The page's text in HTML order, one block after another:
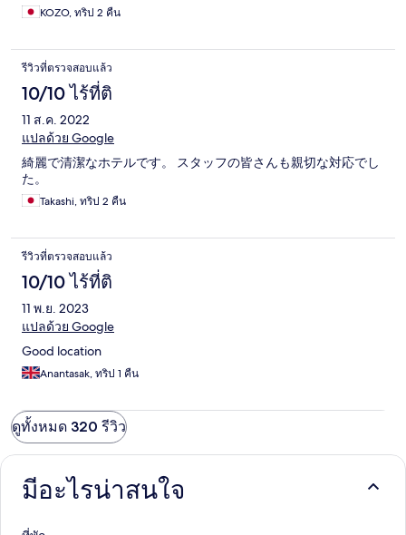
KOZO, ทริป 2 คืน
รีวิวที่ตรวจสอบแล้ว
10/10 ไร้ที่ติ
11 ส.ค. 2022
แปลด้วย Google
綺麗で清潔なホテルです。 スタッフの皆さんも親切な対応でし
た。
Takashi, ทริป 2 คืน
รีวิวที่ตรวจสอบแล้ว
10/10 ไร้ที่ติ
11 พ.ย. 2023
แปลด้วย Google
Good location
Anantasak, ทริป 1 คืน
ดูทั้งหมด 320 รีวิว
มีอะไรน่าสนใจ